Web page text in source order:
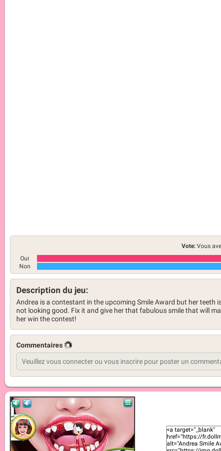
Vote: Vous
Oui
Non
Description du jeu:
Andrea is a contestant in the upcoming Smile Award but her teeth
not looking good. Fix it and give her that fabulous smile that will
her win the contest!
Commentaires